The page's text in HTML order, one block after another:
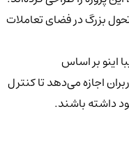
بزرگ در فضای تعاملات
بر اساس
اجازه می‌دهد تا کنترل
داشته باشند.